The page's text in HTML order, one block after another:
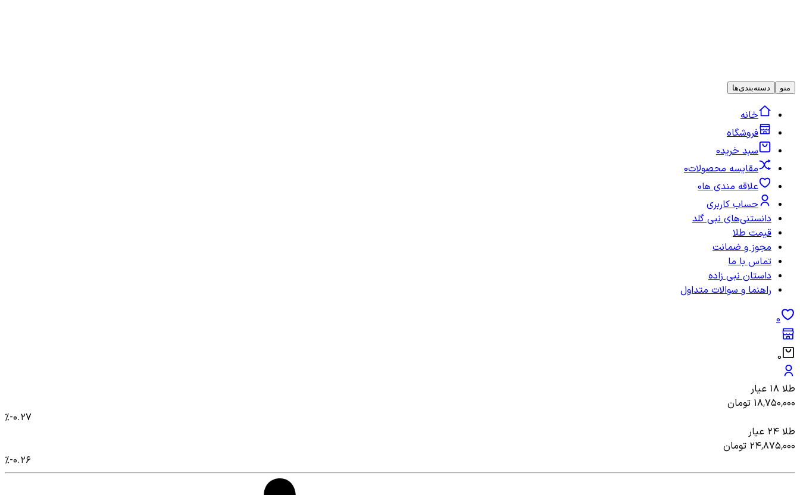
منو دسته‌بندی‌ها
خانه
فروشگاه
سبد خرید0
مقایسه محصولات0
علاقه مندی ها0
حساب کاربری
دانستنی‌های نبی گلد
قیمت طلا
مجوز و ضمانت
تماس با ما
داستان نبی زاده
راهنما و سوالات متداول
0
0
طلا ۱۸ عیار
۱۸٬۷۵۰٬۰۰۰ تومان
%-۰.۲۷
طلا ۲۴ عیار
۲۴٬۸۷۵٬۰۰۰ تومان
%-۰.۲۶